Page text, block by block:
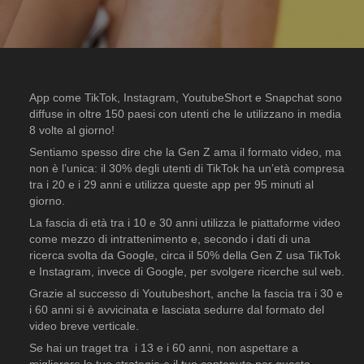
App come TikTok, Instagram, YoutubeShort e Snapchat sono
diffuse in oltre 150 paesi con utenti che le utilizzano in media
8 volte al giorno!
Sentiamo spesso dire che la Gen Z ama il formato video, ma
non è l’unica: il 30% degli utenti di TikTok ha un’età compresa
tra i 20 e i 29 anni e utilizza queste app per 95 minuti al
giorno.
La fascia di età tra i 10 e 30 anni utilizza le piattaforme video
come mezzo di intrattenimento e, secondo i dati di una
ricerca svolta da Google, circa il 50% della Gen Z usa TikTok
e Instagram, invece di Google, per svolgere ricerche sul web.
Grazie al successo di Youtubeshort, anche la fascia tra i 30 e
i 60 anni si è avvicinata e lasciata sedurre dal formato del
video breve verticale.
Se hai un traget tra i 13 e i 60 anni, non aspettare a